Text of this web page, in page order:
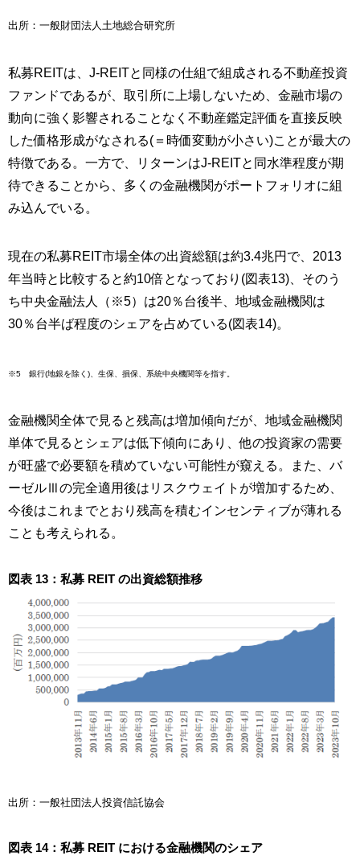
出所：一般財団法人土地総合研究所
私募REITは、J-REITと同様の仕組で組成される不動産投資
ファンドであるが、取引所に上場しないため、金融市場の
動向に強く影響されることなく不動産鑑定評価を直接反映
した価格形成がなされる(＝時価変動が小さい)ことが最大の
特徴である。一方で、リターンはJ-REITと同水準程度が期
待できることから、多くの金融機関がポートフォリオに組
み込んでいる。
現在の私募REIT市場全体の出資総額は約3.4兆円で、2013
年当時と比較すると約10倍となっており(図表13)、そのう
ち中央金融法人（※5）は20％台後半、地域金融機関は
30％台半ば程度のシェアを占めている(図表14)。
※5 銀行(地銀を除く)、生保、損保、系統中央機関等を指す。
金融機関全体で見ると残高は増加傾向だが、地域金融機関
単体で見るとシェアは低下傾向にあり、他の投資家の需要
が旺盛で必要額を積めていない可能性が窺える。また、バ
ーゼルⅢの完全適用後はリスクウェイトが増加するため、
今後はこれまでとおり残高を積むインセンティブが薄れる
ことも考えられる。
図表 13：私募 REIT の出資総額推移
出所：一般社団法人投資信託協会
図表 14：私募 REIT における金融機関のシェア